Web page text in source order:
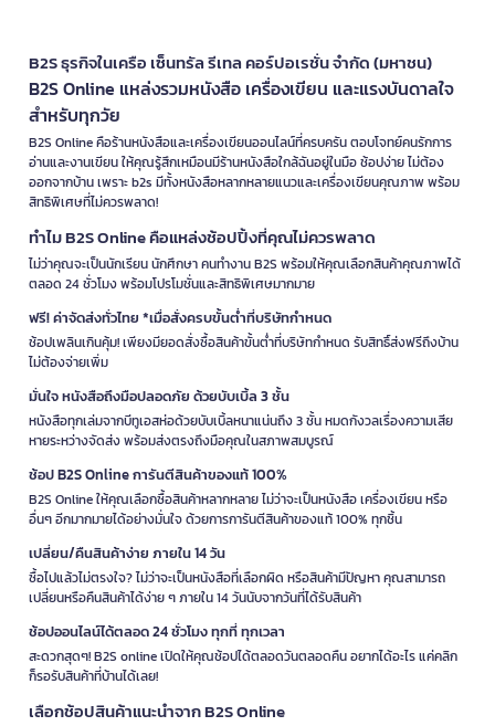
B2S ธุรกิจในเครือ เซ็นทรัล รีเทล คอร์ปอเรชั่น จำกัด (มหาชน)
B2S Online แหล่งรวมหนังสือ เครื่องเขียน และแรงบันดาลใจ
สำหรับทุกวัย
B2S Online คือร้านหนังสือและเครื่องเขียนออนไลน์ที่ครบครัน ตอบโจทย์คนรักการ
อ่านและงานเขียน ให้คุณรู้สึกเหมือนมีร้านหนังสือใกล้ฉันอยู่ในมือ ช้อปง่าย ไม่ต้อง
ออกจากบ้าน เพราะ b2s มีทั้งหนังสือหลากหลายแนวและเครื่องเขียนคุณภาพ พร้อม
สิทธิพิเศษที่ไม่ควรพลาด!
ทำไม B2S Online คือแหล่งช้อปปิ้งที่คุณไม่ควรพลาด
ไม่ว่าคุณจะเป็นนักเรียน นักศึกษา คนทำงาน B2S พร้อมให้คุณเลือกสินค้าคุณภาพได้
ตลอด 24 ชั่วโมง พร้อมโปรโมชั่นและสิทธิพิเศษมากมาย
ฟรี! ค่าจัดส่งทั่วไทย *เมื่อสั่งครบขั้นต่ำที่บริษัทกำหนด
ช้อปเพลินเกินคุ้ม! เพียงมียอดสั่งซื้อสินค้าขั้นต่ำที่บริษัทกำหนด รับสิทธิ์ส่งฟรีถึงบ้าน
ไม่ต้องจ่ายเพิ่ม
มั่นใจ หนังสือถึงมือปลอดภัย ด้วยบับเบิ้ล 3 ชั้น
หนังสือทุกเล่มจากบีทูเอสห่อด้วยบับเบิ้ลหนาแน่นถึง 3 ชั้น หมดกังวลเรื่องความเสีย
หายระหว่างจัดส่ง พร้อมส่งตรงถึงมือคุณในสภาพสมบูรณ์
ช้อป B2S Online การันตีสินค้าของแท้ 100%
B2S Online ให้คุณเลือกซื้อสินค้าหลากหลาย ไม่ว่าจะเป็นหนังสือ เครื่องเขียน หรือ
อื่นๆ อีกมากมายได้อย่างมั่นใจ ด้วยการการันตีสินค้าของแท้ 100% ทุกชิ้น
เปลี่ยน/คืนสินค้าง่าย ภายใน 14 วัน
ซื้อไปแล้วไม่ตรงใจ? ไม่ว่าจะเป็นหนังสือที่เลือกผิด หรือสินค้ามีปัญหา คุณสามารถ
เปลี่ยนหรือคืนสินค้าได้ง่าย ๆ ภายใน 14 วันนับจากวันที่ได้รับสินค้า
ช้อปออนไลน์ได้ตลอด 24 ชั่วโมง ทุกที่ ทุกเวลา
สะดวกสุดๆ! B2S online เปิดให้คุณช้อปได้ตลอดวันตลอดคืน อยากได้อะไร แค่คลิก
ก็รอรับสินค้าที่บ้านได้เลย!
เลือกช้อปสินค้าแนะนำจาก B2S Online